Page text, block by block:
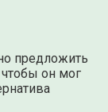
предложить
он мог